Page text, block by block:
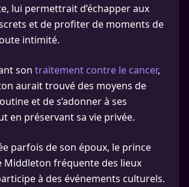
lui permettrait d’échapper aux
et de profiter de moments de
intimité.
son traitement contre le cancer,
aurait trouvé des moyens de
et de s’adonner à ses
en préservant sa vie privée.
parfois de son époux, le prince
Middleton fréquente des lieux
à des événements culturels.